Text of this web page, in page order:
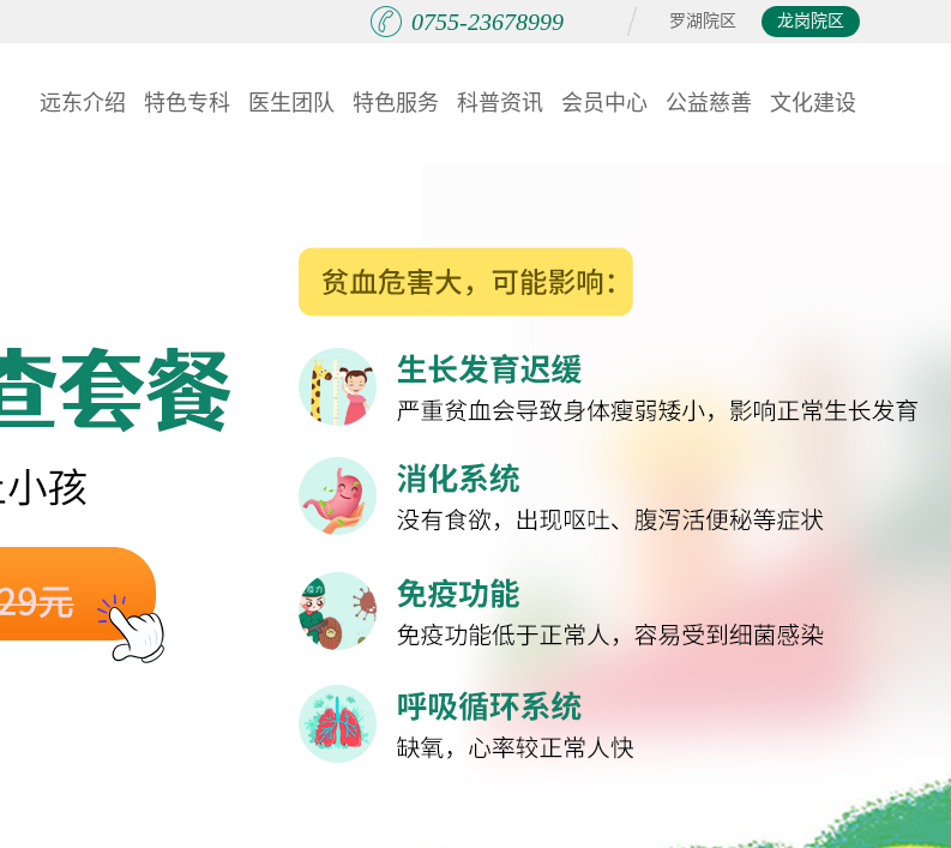
罗湖院区 龙岗院区
0755-23678999
远东介绍 特色专科 医生团队 特色服务 科普资讯 会员中心 公益慈善 文化建设